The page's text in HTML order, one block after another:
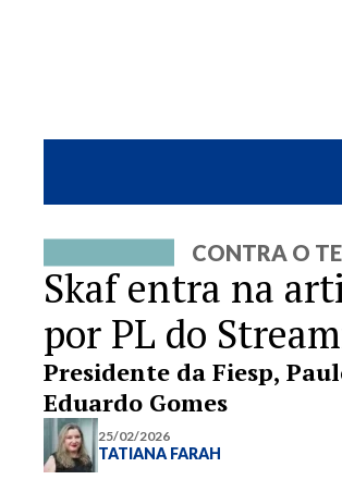
CONTRA O
Skaf entra na
por PL do
Presidente da Fiesp,
Eduardo Gomes
25/02/2026
TATIANA FARAH